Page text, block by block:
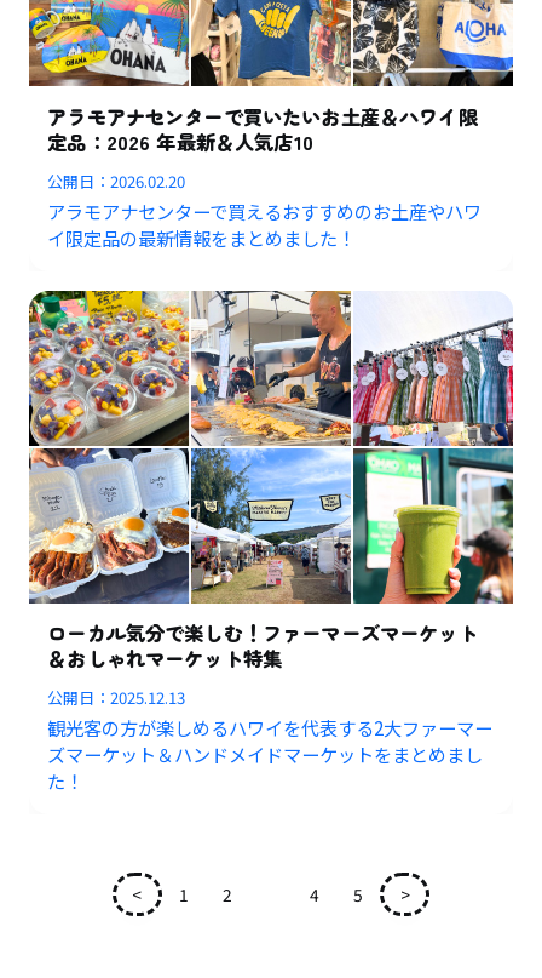
アラモアナセンターで買いたいお土産＆ハワイ限
定品：2026 年最新＆人気店10
公開日：2026.02.20
アラモアナセンターで買えるおすすめのお土産やハワ
イ限定品の最新情報をまとめました！
ローカル気分で楽しむ！ファーマーズマーケット
＆おしゃれマーケット特集
公開日：2025.12.13
観光客の方が楽しめるハワイを代表する2大ファーマー
ズマーケット＆ハンドメイドマーケットをまとめまし
た！
< 1 2 4 5 >